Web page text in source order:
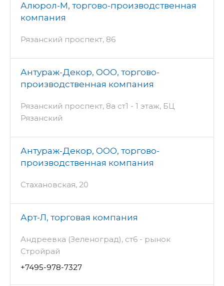
Алюрол-М, торгово-производственная
компания
Рязанский проспект, 86
Антураж-Декор, ООО, торгово-
производственная компания
Рязанский проспект, 8а ст1 - 1 этаж, БЦ
Рязанский
Антураж-Декор, ООО, торгово-
производственная компания
Стахановская, 20
Арт-Л, торговая компания
Андреевка (Зеленоград), ст6 - рынок
Стройрай
+7495-978-7327